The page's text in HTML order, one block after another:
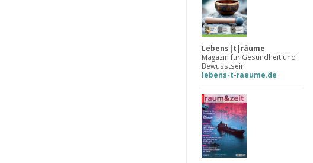
Lebens|t|räume
Magazin für Gesundheit und
Bewusstsein
lebens-t-raeume.de